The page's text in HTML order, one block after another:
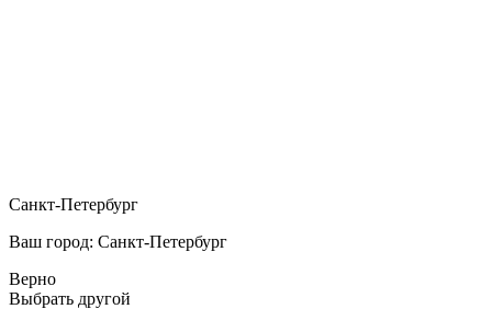
Санкт-Петербург
Ваш город: Санкт-Петербург
Верно
Выбрать другой